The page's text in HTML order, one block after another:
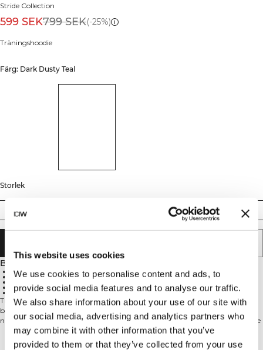
This website uses cookies
We use cookies to personalise content and ads, to
provide social media features and to analyse our traffic.
We also share information about your use of our site with
our social media, advertising and analytics partners who
may combine it with other information that you’ve
provided to them or that they’ve collected from your use
Stride Collection
599 SEK799 SEK(-25%)
Träningshoodie
Färg: Dark Dusty Teal
Storlek
S XL XXL
Beskrivning
59.4% Bomull, 34.1% Polyester, 6.5% Elastan
Fodrad huva
Små sidoslitsar med förstärkningar
Längre bakkant för komfort och stil
Träningshoodie för gym och uppvärmning. Stride Hoodie är tillverkad i en
bekväm bomullsblandning som behåller formen tvätt efter tvätt. Den är
något längre bak för ökad komfort, har en fodrad huva med gummidoppade
dragsnören och små sidoslitsar med förstärkningar. 59.4% Bomull, 34.1%
Polyester, 6.5% Elastan
Tekniska aspekter